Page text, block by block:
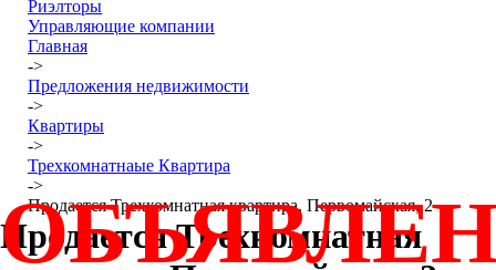
Риэлторы
Управляющие компании
Главная
->
Предложения недвижимости
->
Квартиры
->
Трехкомнатнаые Квартира
->
Продается Трехкомнатная квартира, Первомайская, 2
Продается Трехкомнатная